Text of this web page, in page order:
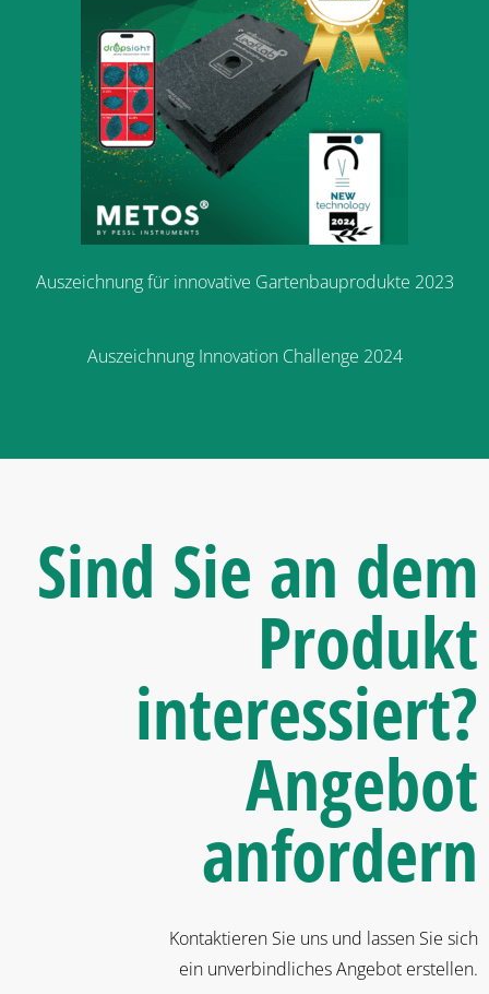
Auszeichnung für innovative Gartenbauprodukte 2023
Auszeichnung Innovation Challenge 2024
Sind Sie an dem
Produkt
interessiert?
Angebot
anfordern
Kontaktieren Sie uns und lassen Sie sich
ein unverbindliches Angebot erstellen.